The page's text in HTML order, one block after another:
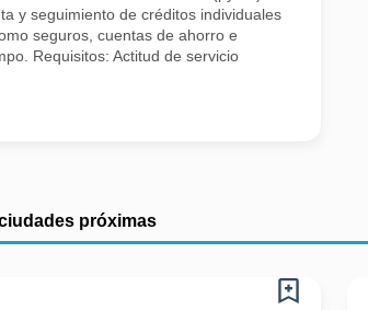
y seguimiento de créditos individuales
seguros, cuentas de ahorro e
Requisitos: Actitud de servicio
próximas